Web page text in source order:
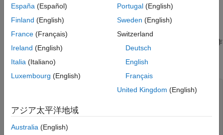
ジェクトの変更 を参照してください。
メソッド内の値オブジェクトの変更
メソッドがハンドル オブジェクトと値オブジェクトの両方で動作
する場合、メソッドは変更されたオブジェクトを返します。たと
えば、setTime メソッドはオブジェクトを変更して返します。
(HandleCompatible) Util
properties
      TimeStamp
methods
España (Español)
Finland (English)
France (Français)
Ireland (English)
Italia (Italiano)
Luxembourg (English)
Portugal(English)
Sweden (English)
Switzerland
Deutsch
English
Français
United Kingdom (English)
アジア太平洋地域
Australia (English)